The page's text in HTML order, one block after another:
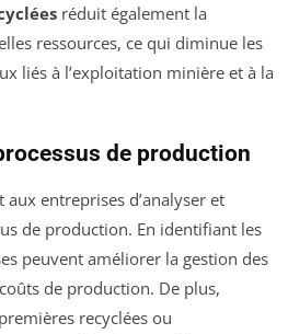
réduit également la
ressources, ce qui diminue les
liés à l’exploitation minière et à la
de production
entreprises d’analyser et
de production. En identifiant les
peuvent améliorer la gestion des
de production. De plus,
recyclées ou